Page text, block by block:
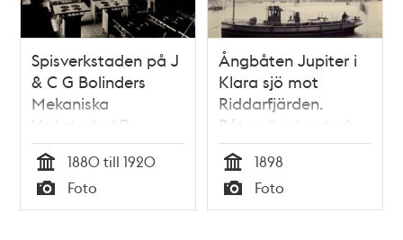
Spisverkstaden på J
& C G Bolinders
Mekaniska
Verkstads AB.
Tid
1880 till 1920
Typ
Foto
Ångbåten Jupiter i
Klara sjö mot
Riddarfjärden.
Båten är utrustad
med en
Bolindermotor
Tid
1898
Typ
Foto